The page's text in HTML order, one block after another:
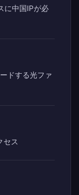
に中国IPが必
ドする光ファ
セス